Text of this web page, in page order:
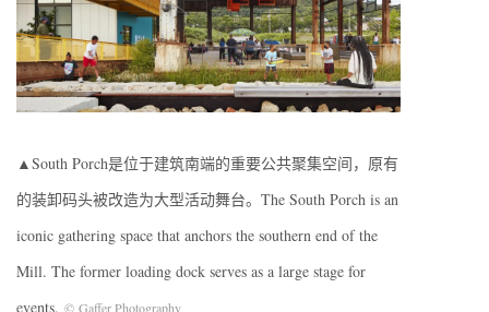
▲South Porch是位于建筑南端的重要公共聚集空间，原有
的装卸码头被改造为大型活动舞台。The South Porch is an
iconic gathering space that anchors the southern end of the
Mill. The former loading dock serves as a large stage for
events. © Gaffer Photography